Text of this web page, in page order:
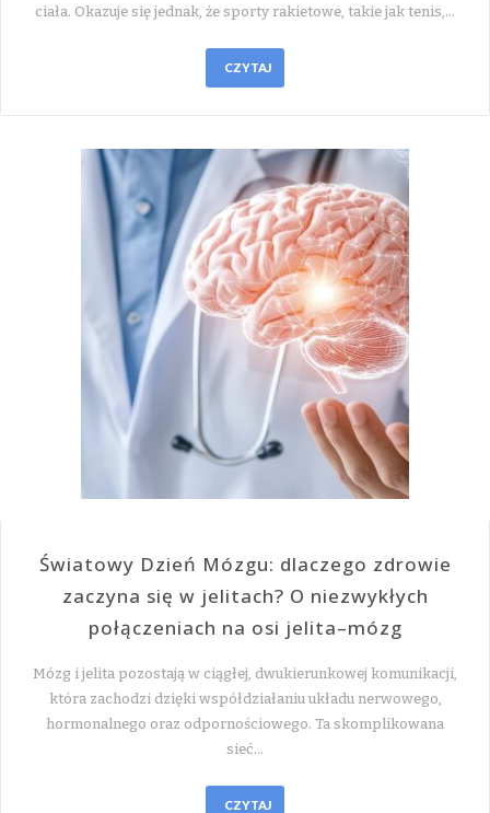
ciała. Okazuje się jednak, że sporty rakietowe, takie jak tenis,…
CZYTAJ
Światowy Dzień Mózgu: dlaczego zdrowie
zaczyna się w jelitach? O niezwykłych
połączeniach na osi jelita–mózg
Mózg i jelita pozostają w ciągłej, dwukierunkowej komunikacji,
która zachodzi dzięki współdziałaniu układu nerwowego,
hormonalnego oraz odpornościowego. Ta skomplikowana
sieć…
CZYTAJ